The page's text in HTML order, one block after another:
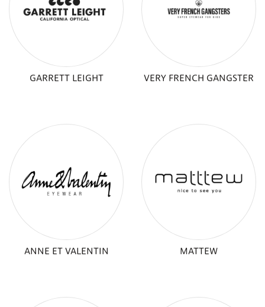
GARRETT LEIGHT VERY FRENCH GANGSTER
ANNE ET VALENTIN MATTEW